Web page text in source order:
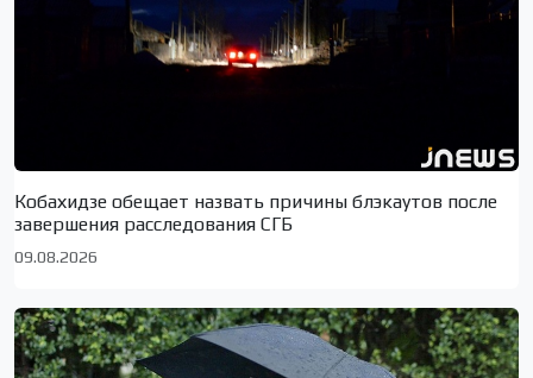
Кобахидзе обещает назвать причины блэкаутов после
завершения расследования СГБ
09.08.2026